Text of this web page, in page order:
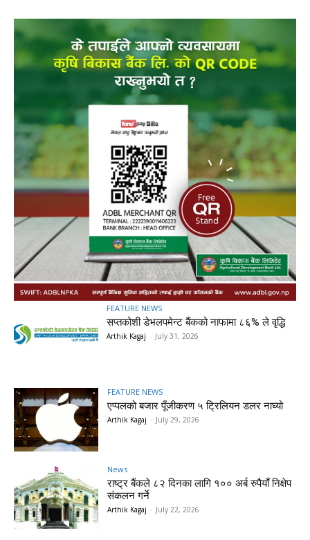
FEATURE NEWS
सप्तकोशी डेभलपमेन्ट बैंकको नाफामा ८६% ले वृद्धि
Arthik Kagaj - July 31, 2026
FEATURE NEWS
एप्पलको बजार पूँजीकरण ५ ट्रिलियन डलर नाघ्यो
Arthik Kagaj - July 29, 2026
News
राष्ट्र बैंकले ८२ दिनका लागि १०० अर्ब रुपैयाँ निक्षेप
संकलन गर्ने
Arthik Kagaj - July 22, 2026